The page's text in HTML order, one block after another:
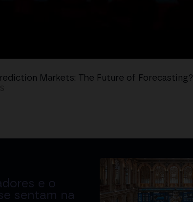
Markets: The Future of Forecasting?
e o
sentam na